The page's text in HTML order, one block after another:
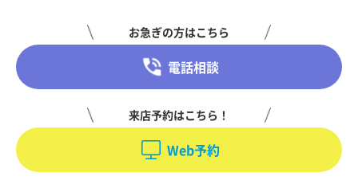
お急ぎの方はこちら
電話相談
来店予約はこちら！
Web予約